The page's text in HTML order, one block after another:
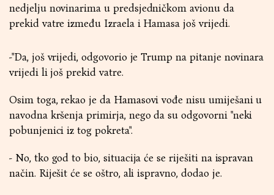
nedjelju novinarima u predsjedničkom avionu da
prekid vatre između Izraela i Hamasa još vrijedi.
-"Da, još vrijedi, odgovorio je Trump na pitanje novinara
vrijedi li još prekid vatre.
Osim toga, rekao je da Hamasovi vođe nisu umiješani u
navodna kršenja primirja, nego da su odgovorni "neki
pobunjenici iz tog pokreta".
- No, tko god to bio, situacija će se riješiti na ispravan
način. Riješit će se oštro, ali ispravno, dodao je.